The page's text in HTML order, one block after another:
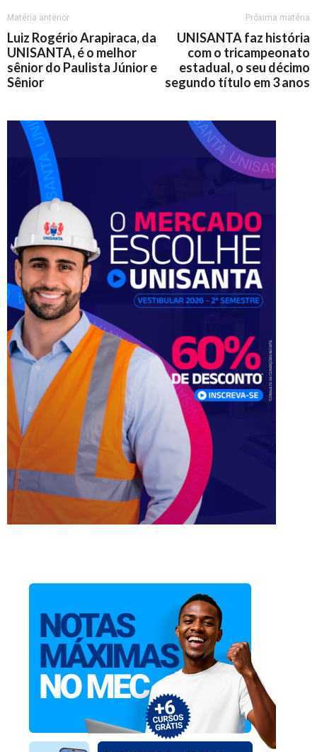
Matéria anterior
Luiz Rogério Arapiraca, da
UNISANTA, é o melhor
sênior do Paulista Júnior e
Sênior
Próxima matéria
UNISANTA faz história
com o tricampeonato
estadual, o seu décimo
segundo título em 3 anos